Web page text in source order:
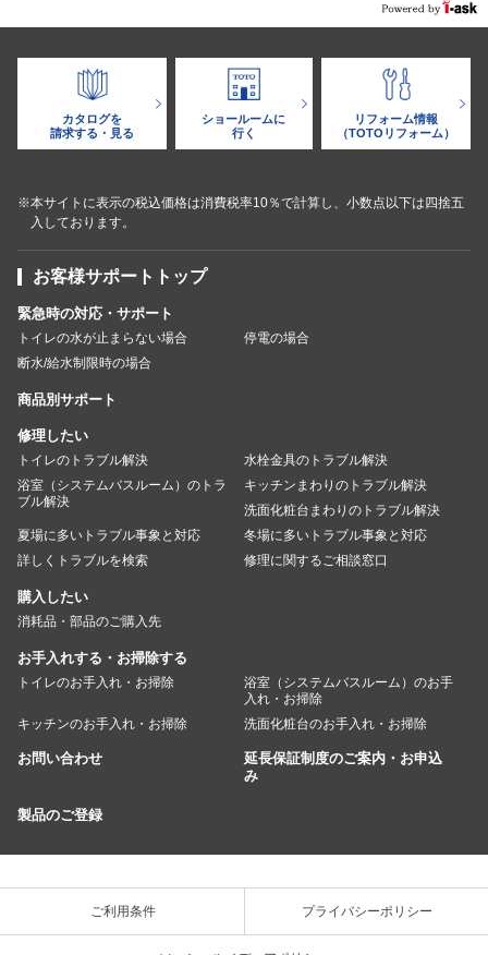
カタログを
請求する・見る
ショールームに
行く
リフォーム情報
（TOTOリフォーム）
※本サイトに表示の税込価格は消費税率10％で計算し、小数点以下は四捨五
入しております。
お客様サポートトップ
緊急時の対応・サポート
トイレの水が止まらない場合
停電の場合
断水/給水制限時の場合
商品別サポート
修理したい
トイレのトラブル解決
水栓金具のトラブル解決
浴室（システムバスルーム）のトラ
ブル解決
キッチンまわりのトラブル解決
洗面化粧台まわりのトラブル解決
夏場に多いトラブル事象と対応
冬場に多いトラブル事象と対応
詳しくトラブルを検索
修理に関するご相談窓口
購入したい
消耗品・部品のご購入先
お手入れする・お掃除する
トイレのお手入れ・お掃除
浴室（システムバスルーム）のお手
入れ・お掃除
キッチンのお手入れ・お掃除
洗面化粧台のお手入れ・お掃除
お問い合わせ
延長保証制度のご案内・お申込
み
製品のご登録
ご利用条件 プライバシーポリシー